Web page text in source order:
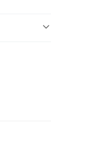
、Hong Leong